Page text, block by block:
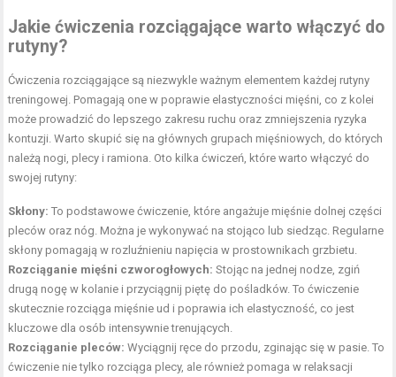
Jakie ćwiczenia rozciągające warto włączyć do
rutyny?
Ćwiczenia rozciągające są niezwykle ważnym elementem każdej rutyny
treningowej. Pomagają one w poprawie elastyczności mięśni, co z kolei
może prowadzić do lepszego zakresu ruchu oraz zmniejszenia ryzyka
kontuzji. Warto skupić się na głównych grupach mięśniowych, do których
należą nogi, plecy i ramiona. Oto kilka ćwiczeń, które warto włączyć do
swojej rutyny:
Skłony: To podstawowe ćwiczenie, które angażuje mięśnie dolnej części
pleców oraz nóg. Można je wykonywać na stojąco lub siedząc. Regularne
skłony pomagają w rozluźnieniu napięcia w prostownikach grzbietu.
Rozciąganie mięśni czworogłowych: Stojąc na jednej nodze, zgiń
drugą nogę w kolanie i przyciągnij piętę do pośladków. To ćwiczenie
skutecznie rozciąga mięśnie ud i poprawia ich elastyczność, co jest
kluczowe dla osób intensywnie trenujących.
Rozciąganie pleców: Wyciągnij ręce do przodu, zginając się w pasie. To
ćwiczenie nie tylko rozciąga plecy, ale również pomaga w relaksacji